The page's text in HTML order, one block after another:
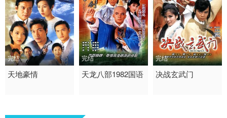
完结
1998 / 香港 / 普通话
天地豪情
完结
1982 / 香港 / 粤语
天龙八部1982国语
完结
1984 / 香港 / 粤语
决战玄武门